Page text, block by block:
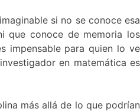
si no se conoce esa
que conoce de memoria los
impensable para quien lo ve
en matemática es
más allá de lo que podrían